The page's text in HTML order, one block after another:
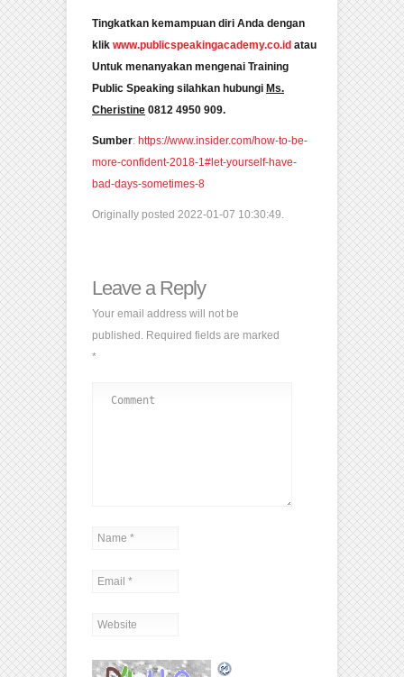
Tingkatkan kemampuan diri Anda dengan
klik www.publicspeakingacademy.co.id atau
Untuk menanyakan mengenai Training
Public Speaking silahkan hubungi Ms.
Cheristine 0812 4950 909.
Sumber: https://www.insider.com/how-to-be-
more-confident-2018-1#let-yourself-have-
bad-days-sometimes-8
Originally posted 2022-01-07 10:30:49.
Leave a Reply
Your email address will not be
published. Required fields are marked
*